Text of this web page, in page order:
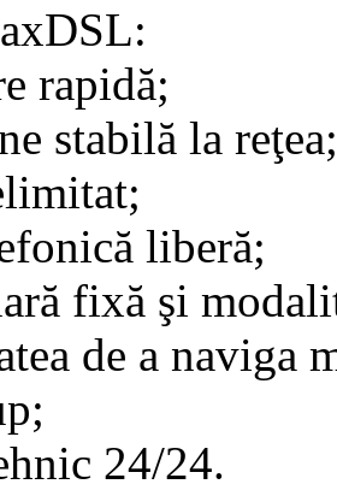
rapidă;
stabilă la reţea;
liberă;
fixă şi
de a naviga
24/24.